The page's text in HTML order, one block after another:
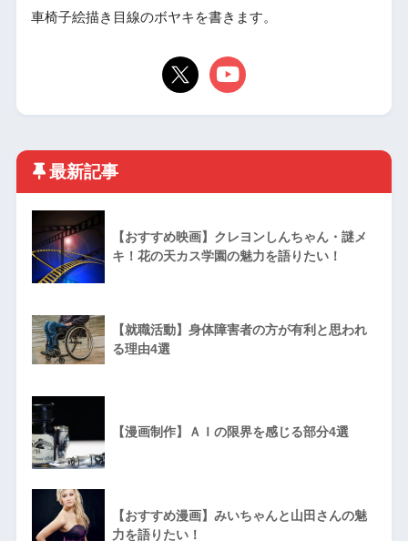
車椅子絵描き目線のボヤキを書きます。
最新記事
【おすすめ映画】クレヨンしんちゃん・謎メ
キ！花の天カス学園の魅力を語りたい！
【就職活動】身体障害者の方が有利と思われ
る理由4選
【漫画制作】ＡＩの限界を感じる部分4選
【おすすめ漫画】みいちゃんと山田さんの魅
力を語りたい！